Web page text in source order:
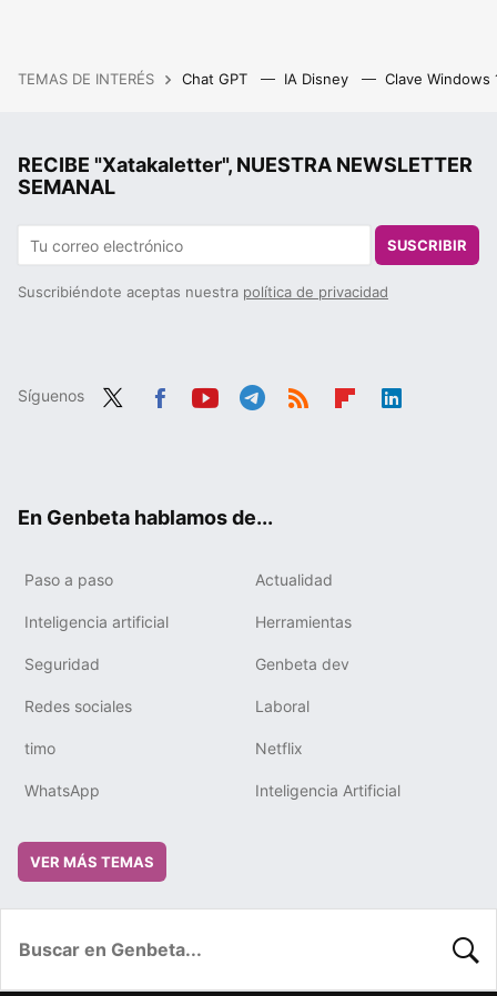
TEMAS DE INTERÉS Chat GPT IA Disney Clave Windows
RECIBE "Xatakaletter", NUESTRA NEWSLETTER
SEMANAL
SUSCRIBIR
Suscribiéndote aceptas nuestra política de privacidad
Síguenos
En Genbeta hablamos de...
Paso a paso Actualidad
Inteligencia artificial Herramientas
Seguridad Genbeta dev
Redes sociales Laboral
timo Netflix
WhatsApp Inteligencia Artificial
VER MÁS TEMAS